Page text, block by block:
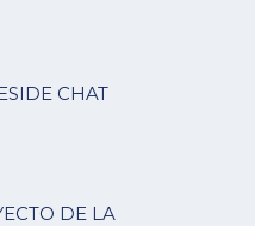
CHAT
DE LA